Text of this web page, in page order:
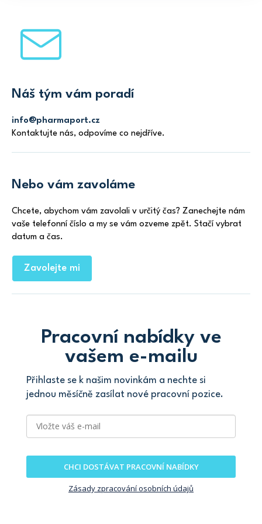
Náš tým vám poradí
info@pharmaport.cz
Kontaktujte nás, odpovíme co nejdříve.
Nebo vám zavoláme
Chcete, abychom vám zavolali v určitý čas? Zanechejte nám
vaše telefonní číslo a my se vám ozveme zpět. Stačí vybrat
datum a čas.
Zavolejte mi
Pracovní nabídky ve
vašem e-mailu
Přihlaste se k našim novinkám a nechte si
jednou měsíčně zasílat nové pracovní pozice.
CHCI DOSTÁVAT PRACOVNÍ NABÍDKY
Zásady zpracování osobních údajů